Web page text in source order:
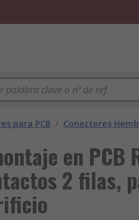
para PCB / Conectores
en PCB
2 filas,